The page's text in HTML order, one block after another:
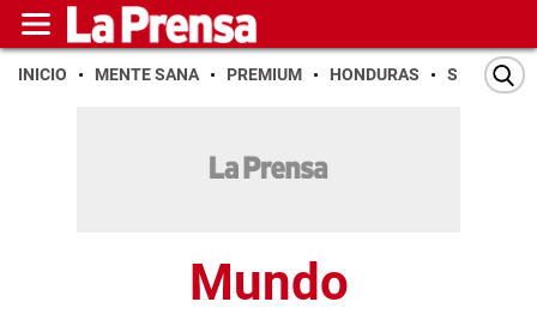
INICIO MENTE SANA PREMIUM HONDURAS SAN PEDRO
Mundo